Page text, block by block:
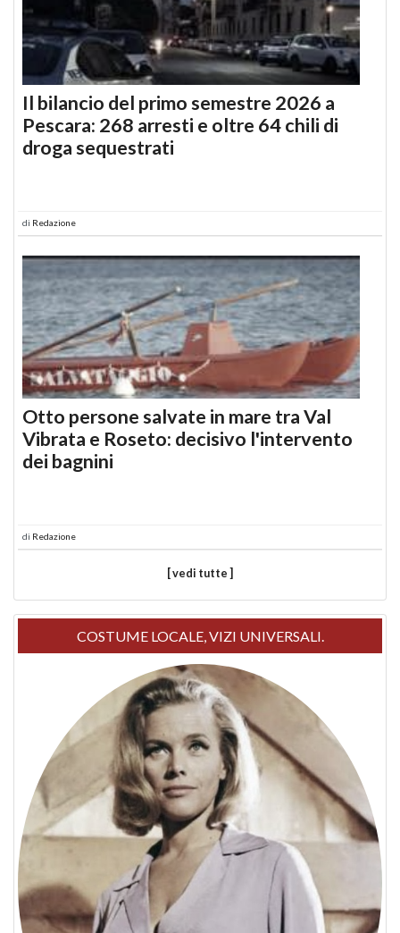
Il bilancio del primo semestre 2026 a
Pescara: 268 arresti e oltre 64 chili di
droga sequestrati
di Redazione
Otto persone salvate in mare tra Val
Vibrata e Roseto: decisivo l'intervento
dei bagnini
di Redazione
[ vedi tutte ]
COSTUME LOCALE, VIZI UNIVERSALI.